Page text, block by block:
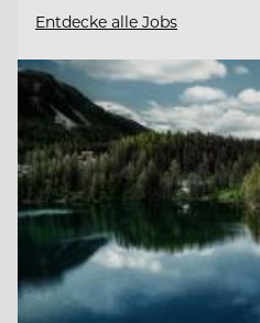
Entdecke alle Jobs